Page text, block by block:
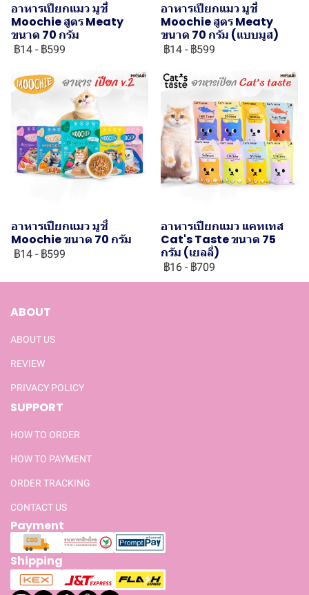
อาหารเปียกแมว มูชี่
Moochie สูตร Meaty
ขนาด 70 กรัม
฿14 - ฿599
อาหารเปียกแมว มูชี่
Moochie สูตร Meaty
ขนาด 70 กรัม (แบบมูส)
฿14 - ฿599
อาหารเปียกแมว มูชี่
Moochie ขนาด 70 กรัม
฿14 - ฿599
อาหารเปียกแมว แคทเทส
Cat's Taste ขนาด 75
กรัม (เยลลี่)
฿16 - ฿709
ABOUT
ABOUT US
REVIEW
PRIVACY POLICY
SUPPORT
HOW TO ORDER
HOW TO PAYMENT
ORDER TRACKING
CONTACT US
Payment
Shipping